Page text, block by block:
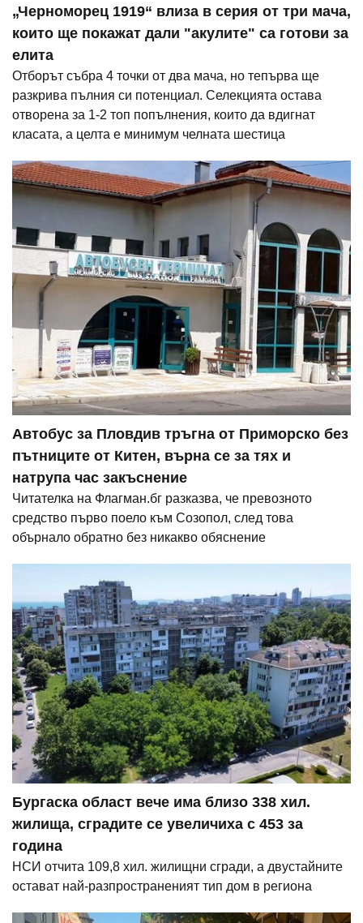
„Черноморец 1919“ влиза в серия от три мача,
които ще покажат дали "акулите" са готови за
елита
Отборът събра 4 точки от два мача, но тепърва ще
разкрива пълния си потенциал. Селекцията остава
отворена за 1-2 топ попълнения, които да вдигнат
класата, а целта е минимум челната шестица
Автобус за Пловдив тръгна от Приморско без
пътниците от Китен, върна се за тях и
натрупа час закъснение
Читателка на Флагман.бг разказва, че превозното
средство първо поело към Созопол, след това
обърнало обратно без никакво обяснение
Бургаска област вече има близо 338 хил.
жилища, сградите се увеличиха с 453 за
година
НСИ отчита 109,8 хил. жилищни сгради, а двустайните
остават най-разпространеният тип дом в региона